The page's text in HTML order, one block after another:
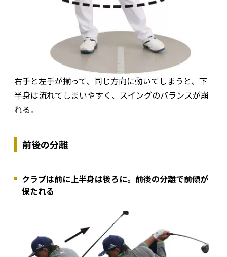
右手と左手が揃って、同じ方向に動いてしまうと、下
半身は流れてしまいやすく、スイングのバランスが崩
れる。
前後の分離
クラブは前に上半身は後ろに。前後の分離で前傾が
保たれる